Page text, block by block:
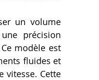
un volume
précision
modèle est
fluides et
vitesse. Cette